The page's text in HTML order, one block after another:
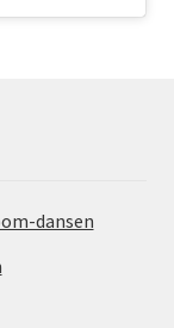
dansen